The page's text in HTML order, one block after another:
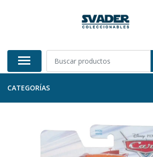
CATEGORÍAS